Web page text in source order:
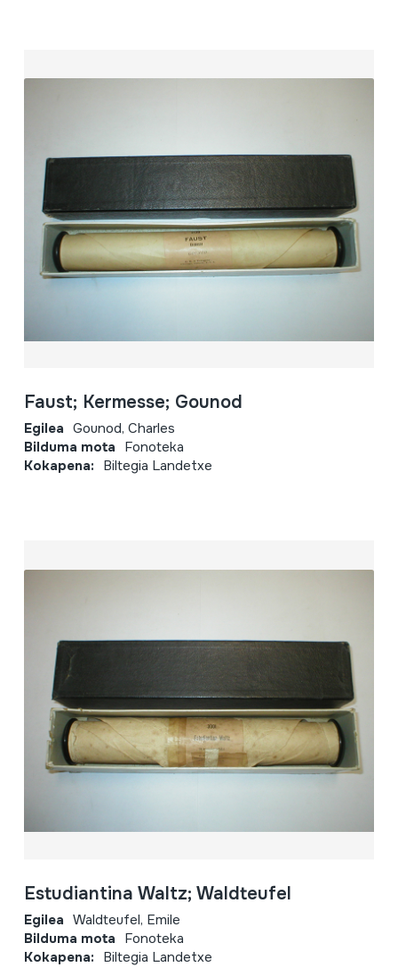
Faust; Kermesse; Gounod
Egilea Gounod, Charles
Bilduma mota Fonoteka
Kokapena: Biltegia Landetxe
Estudiantina Waltz; Waldteufel
Egilea Waldteufel, Emile
Bilduma mota Fonoteka
Kokapena: Biltegia Landetxe